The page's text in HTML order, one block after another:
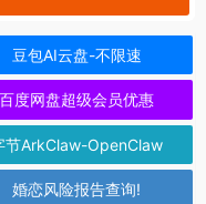
豆包AI云盘-不限速
百度网盘超级会员优惠
节ArkClaw-OpenClaw
婚恋风险报告查询!